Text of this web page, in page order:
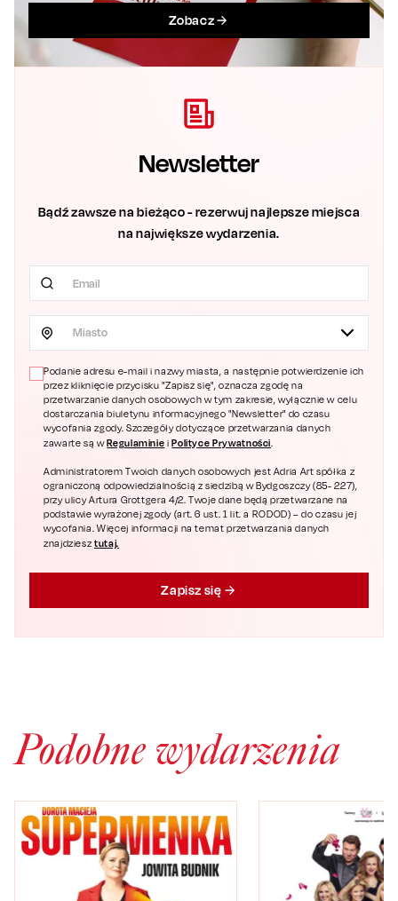
Zobacz
Newsletter
Bądź zawsze na bieżąco - rezerwuj najlepsze miejsca
na największe wydarzenia.
Miasto
Podanie adresu e-mail i nazwy miasta, a następnie potwierdzenie ich
przez kliknięcie przycisku "Zapisz się", oznacza zgodę na
przetwarzanie danych osobowych w tym zakresie, wyłącznie w celu
dostarczania biuletynu informacyjnego "Newsletter" do czasu
wycofania zgody. Szczegóły dotyczące przetwarzania danych
zawarte są wRegulaminie i Polityce Prywatności.
Administratorem Twoich danych osobowych jest Adria Art spółka z
ograniczoną odpowiedzialnością z siedzibą w Bydgoszczy (85- 227),
przy ulicy Artura Grottgera 4/2. Twoje dane będą przetwarzane na
podstawie wyrażonej zgody (art. 6 ust. 1 lit. a RODOD) – do czasu jej
wycofania. Więcej informacji na temat przetwarzania danych
znajdziesztutaj.
Zapisz się
Podobne wydarzenia